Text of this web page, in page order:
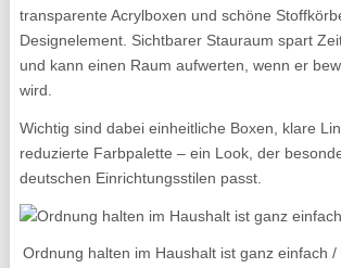
transparente Acrylboxen und schöne
Designelement. Sichtbarer Stauraum spart
und kann einen Raum aufwerten, wenn er
wird.
Wichtig sind dabei einheitliche Boxen, klare
reduzierte Farbpalette – ein Look, der
deutschen Einrichtungsstilen passt.
Ordnung halten im Haushalt ist ganz einfach